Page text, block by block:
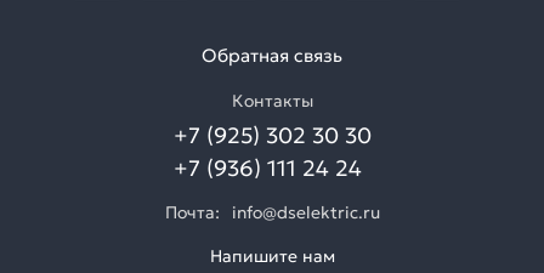
Обратная связь
Контакты
+7 (925) 302 30 30
+7 (936) 111 24 24
Почта:
info@dselektric.ru
Напишите нам